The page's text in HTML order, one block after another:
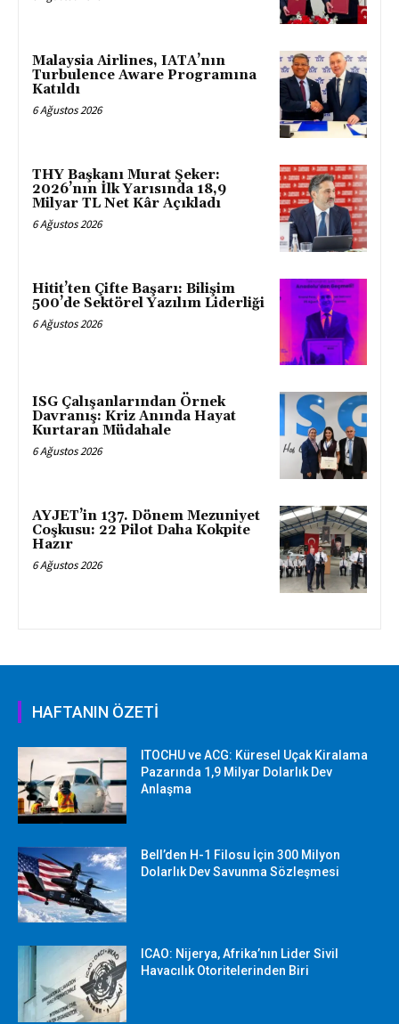
Malaysia Airlines, IATA’nın
Turbulence Aware Programına
Katıldı
6 Ağustos 2026
THY Başkanı Murat Şeker:
2026’nın İlk Yarısında 18,9
Milyar TL Net Kâr Açıkladı
6 Ağustos 2026
Hitit’ten Çifte Başarı: Bilişim
500’de Sektörel Yazılım Liderliği
6 Ağustos 2026
ISG Çalışanlarından Örnek
Davranış: Kriz Anında Hayat
Kurtaran Müdahale
6 Ağustos 2026
AYJET’in 137. Dönem Mezuniyet
Coşkusu: 22 Pilot Daha Kokpite
Hazır
6 Ağustos 2026
HAFTANIN ÖZETİ
ITOCHU ve ACG: Küresel Uçak Kiralama
Pazarında 1,9 Milyar Dolarlık Dev
Anlaşma
Bell’den H-1 Filosu İçin 300 Milyon
Dolarlık Dev Savunma Sözleşmesi
ICAO: Nijerya, Afrika’nın Lider Sivil
Havacılık Otoritelerinden Biri